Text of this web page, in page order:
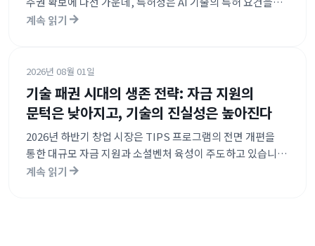
강화하여 기술의 질적 고도화를 요구하고 있습니다. 동시에
계속 읽기
2026년 08월 01일
기술 패권 시대의 생존 전략: 자금 지원의
문턱은 낮아지고, 기술의 진실성은 높아진다
2026년 하반기 창업 시장은 TIPS 프로그램의 전면 개편을
통한 대규모 자금 지원과 소셜벤처 육성이 주도하고 있습니다.
동시에 특허청이 AI 발명자 불인정 및 허위 데이터 제출에
계속 읽기